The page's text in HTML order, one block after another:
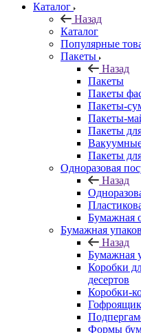
Каталог
Назад
Каталог
Популярные
Пакеты
Назад
Пакеты
Пакеты
Пакеты-
Пакеты-
Пакеты
Пакеты
Одноразовая
Назад
Бумажная
Бумажная
Назад
Бумажная
Коробки
десертов
Коробки-
Формы